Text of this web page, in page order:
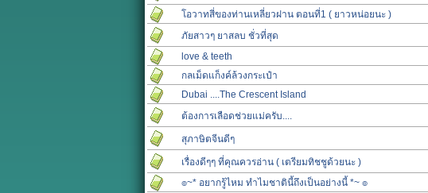
โอวาทสี่ของท่านเหลี่ยวฝาน ตอนที่1 ( ยาวหน่อยนะ )
ภัยสาวๆ ยาสลบ ชั่วที่สุด
love & teeth
กลเม็ดแก็งค์ล้วงกระเป๋า
Dubai ....The Crescent Island
ต้องการเลือดช่วยแม่ครับ....
สุภาษิตจีนดีๆ
เรื่องดีๆๆ ที่คุณควรอ่าน ( เตรียมทิชชูด้วยนะ )
๏~* อยากรู้ไหม ทำไมชาตินี้ถึงเป็นอย่างนี้ *~ ๏